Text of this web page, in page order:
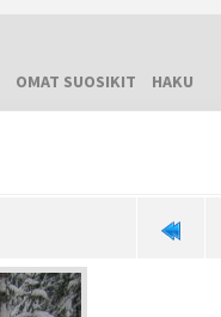
OMAT SUOSIKIT HAKU